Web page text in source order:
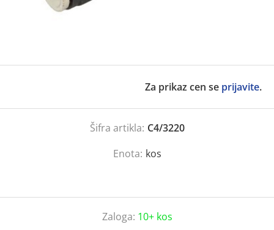
Za prikaz cen se prijavite.
Šifra artikla: C4/3220
Enota: kos
Zaloga: 10+ kos